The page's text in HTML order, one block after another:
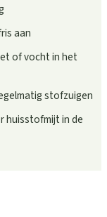
aan
of vocht in het
stofzuigen
huisstofmijt in de